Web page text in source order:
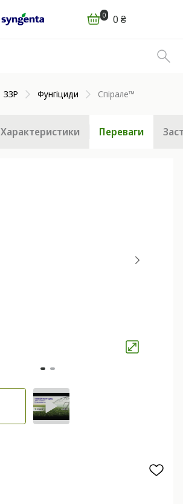
0 0 ₴
ЗЗР Фунгіциди Спірале™
Характеристики Переваги